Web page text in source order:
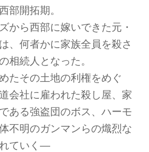
部開拓期。
から西部に嫁いできた元・
、何者かに家族全員を殺さ
相続人となった。
たその土地の利権をめぐ
会社に雇われた殺し屋、家
ある強盗団のボス、ハーモ
不明のガンマンらの熾烈な
ていく―